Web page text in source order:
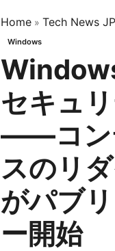
Home » Tech News JP
Windows
セキュ
——コン
スのリ
がパブ
ー開始